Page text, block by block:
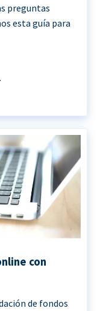
preguntas
esta guía para
con
de fondos